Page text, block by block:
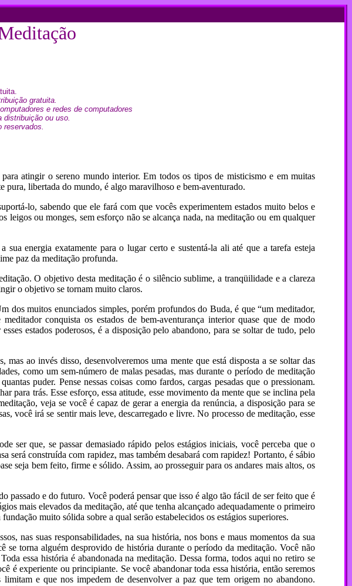
gratuita.
e redes de computadores
distribuição ou uso.
reservados.
atingir o sereno mundo interior. Em todos os tipos de misticismo e em muitas
pura, libertada do mundo, é algo maravilhoso e bem-aventurado.
lo, sabendo que ele fará com que vocês experimentem estados muito belos e
ou monges, sem esforço não se alcança nada, na meditação ou em qualquer
energia exatamente para o lugar certo e sustentá-la ali até que a tarefa esteja
paz da meditação profunda.
O objetivo desta meditação é o silêncio sublime, a tranqüilidade e a clareza
o objetivo se tornam muito claros.
dos muitos enunciados simples, porém profundos do Buda, é que “um meditador,
conquista os estados de bem-aventurança interior quase que de modo
estados poderosos, é a disposição pelo abandono, para se soltar de tudo, pelo
ao invés disso, desenvolveremos uma mente que está disposta a se soltar das
como um sem-número de malas pesadas, mas durante o período de meditação
puder. Pense nessas coisas como fardos, cargas pesadas que o pressionam.
para trás. Esse esforço, essa atitude, esse movimento da mente que se inclina pela
veja se você é capaz de gerar a energia da renúncia, a disposição para se
você irá se sentir mais leve, descarregado e livre. No processo de meditação, esse
ser que, se passar demasiado rápido pelos estágios iniciais, você perceba que o
construída com rapidez, mas também desabará com rapidez! Portanto, é sábio
seja bem feito, firme e sólido. Assim, ao prosseguir para os andares mais altos, os
passado e do futuro. Você poderá pensar que isso é algo tão fácil de ser feito que é
mais elevados da meditação, até que tenha alcançado adequadamente o primeiro
muito sólida sobre a qual serão estabelecidos os estágios superiores.
nas suas responsabilidades, na sua história, nos bons e maus momentos da sua
se torna alguém desprovido de história durante o período da meditação. Você não
essa história é abandonada na meditação. Dessa forma, todos aqui no retiro se
é experiente ou principiante. Se você abandonar toda essa história, então seremos
e que nos impedem de desenvolver a paz que tem origem no abandono.